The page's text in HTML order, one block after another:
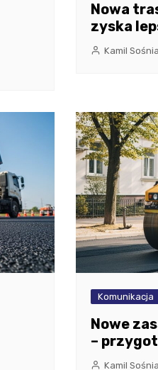
Nowa
zyska
Kamil
Komunikacja
Nowe
–
Kamil